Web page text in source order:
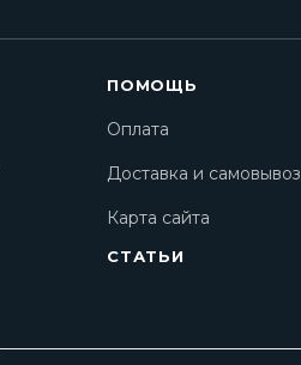
ПОМОЩЬ
Оплата
Доставка и самовывоз
Карта сайта
СТАТЬИ